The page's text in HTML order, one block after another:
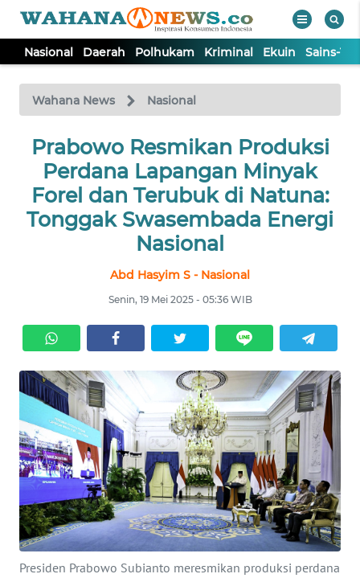
Nasional Daerah Polhukam Kriminal Ekuin Sains-
Wahana News Nasional
Prabowo Resmikan Produksi
Perdana Lapangan Minyak
Forel dan Terubuk di Natuna:
Tonggak Swasembada Energi
Nasional
Abd Hasyim S - Nasional
Senin, 19 Mei 2025 - 05:36 WIB
Presiden Prabowo Subianto meresmikan produksi perdana
TV
Tutup
NASIONAL
DAERAH
POLHUKAM
EKUIN
SAINS-TEKNO
KESEHATAN
INTERNASIONAL
SERBA-SERBI
PENDIDIKAN